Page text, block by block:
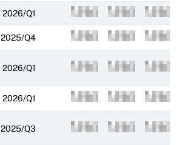
2026/Q1
2025/Q4
2026/Q1
2026/Q1
2025/Q3